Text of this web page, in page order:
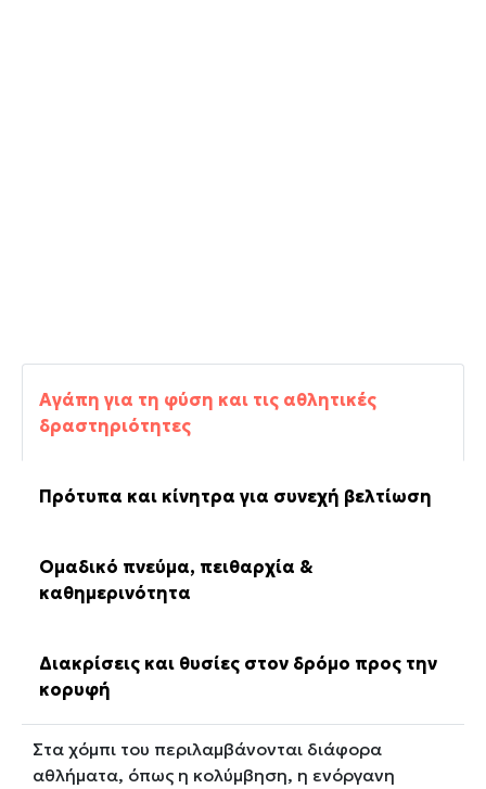
Αγάπη για τη φύση και τις αθλητικές
δραστηριότητες
Πρότυπα και κίνητρα για συνεχή βελτίωση
Ομαδικό πνεύμα, πειθαρχία &
καθημερινότητα
Διακρίσεις και θυσίες στον δρόμο προς την
κορυφή
Στα χόμπι του περιλαμβάνονται διάφορα
αθλήματα, όπως η κολύμβηση, η ενόργανη